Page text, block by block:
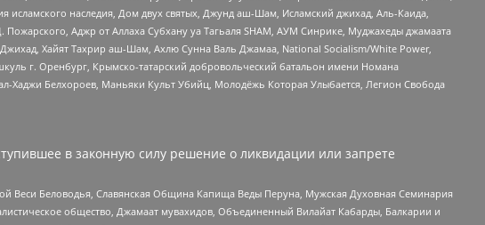
наследия, Дом двух святых, Джунд аш-Шам, Исламский джихад, Аль-Каида,
Аджр от Аллаха Субхану уа Тагьаля SHAM, АУМ Синрике, Муджахеды джамаата
Хайят Тахрир аш-Шам, Ахлю Сунна Валь Джамаа, National Socialism/White Power,
г. Оренбург, Крымско-татарский добровольческий батальон имени Номана
Хаджи Белхороев, Маньяки Культ Убийц, Молодёжь Которая Улыбается, Легион Свобода
в законную силу решение о ликвидации или запрете
Веси Беловодья, Славянская Община Капища Веды Перуна, Мужская Духовная Семинария
общество, Джамаат мувахидов, Объединенный Вилайат Кабарды, Балкарии и